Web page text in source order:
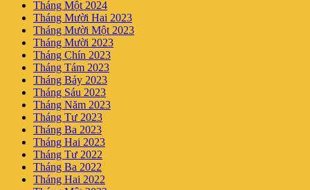
Tháng Một 2024
Tháng Mười Hai 2023
Tháng Mười Một 2023
Tháng Mười 2023
Tháng Chín 2023
Tháng Tám 2023
Tháng Bảy 2023
Tháng Sáu 2023
Tháng Năm 2023
Tháng Tư 2023
Tháng Ba 2023
Tháng Hai 2023
Tháng Tư 2022
Tháng Ba 2022
Tháng Hai 2022